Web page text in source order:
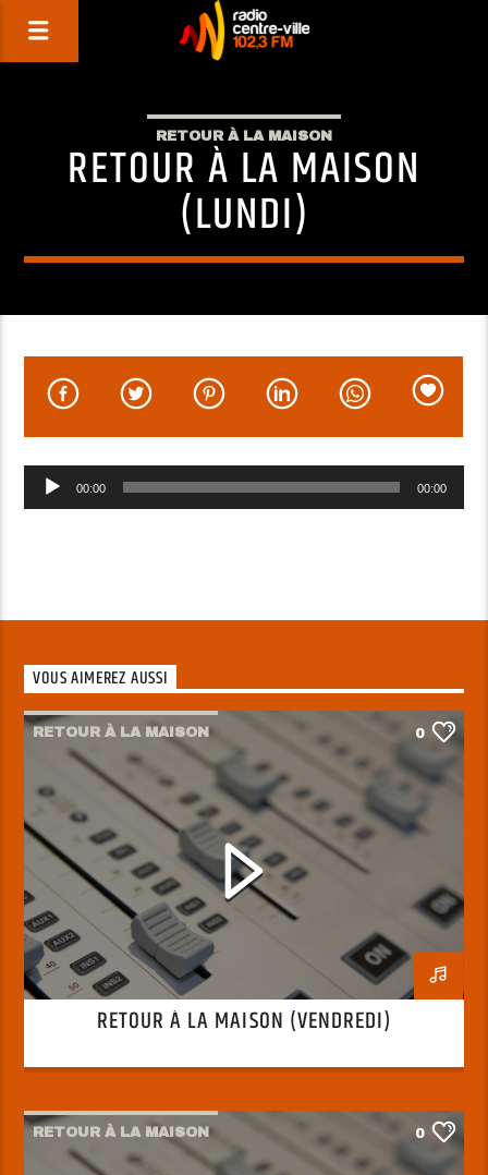
RETOUR À LA MAISON
RETOUR À LA MAISON
(LUNDI)
Lecteur
00:00 00:00
VOUS AIMEREZ AUSSI
RETOUR À LA MAISON 0
RETOUR À LA MAISON (VENDREDI)
RETOUR À LA MAISON 0